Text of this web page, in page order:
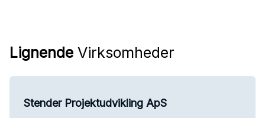
Lignende Virksomheder
Stender Projektudvikling ApS